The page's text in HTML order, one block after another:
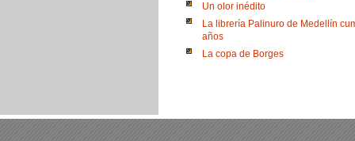
Un olor inédito
La librería Palinuro de Medellín
años
La copa de Borges